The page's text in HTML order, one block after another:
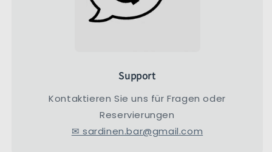
Support
Kontaktieren Sie uns für Fragen oder
Reservierungen
✉ sardinen.bar@gmail.com